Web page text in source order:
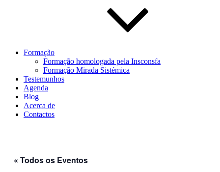
Formação
Formação homologada pela Insconsfa
Formação Mirada Sistémica
Testemunhos
Agenda
Blog
Acerca de
Contactos
« Todos os Eventos